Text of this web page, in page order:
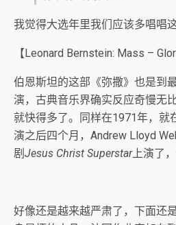
我觉得大选年里我们应该多唱唱
【Leonard Bernstein: Mass –
伯恩斯坦的这部《弥撒》也是到
演，古典音乐界确实反应奇慢无
就快得多了。同样在1971年，就
演之后四个月，Andrew Lloyd
剧 Jesus Christ Superstar上演了
好像还是越来越严肃了，下面还